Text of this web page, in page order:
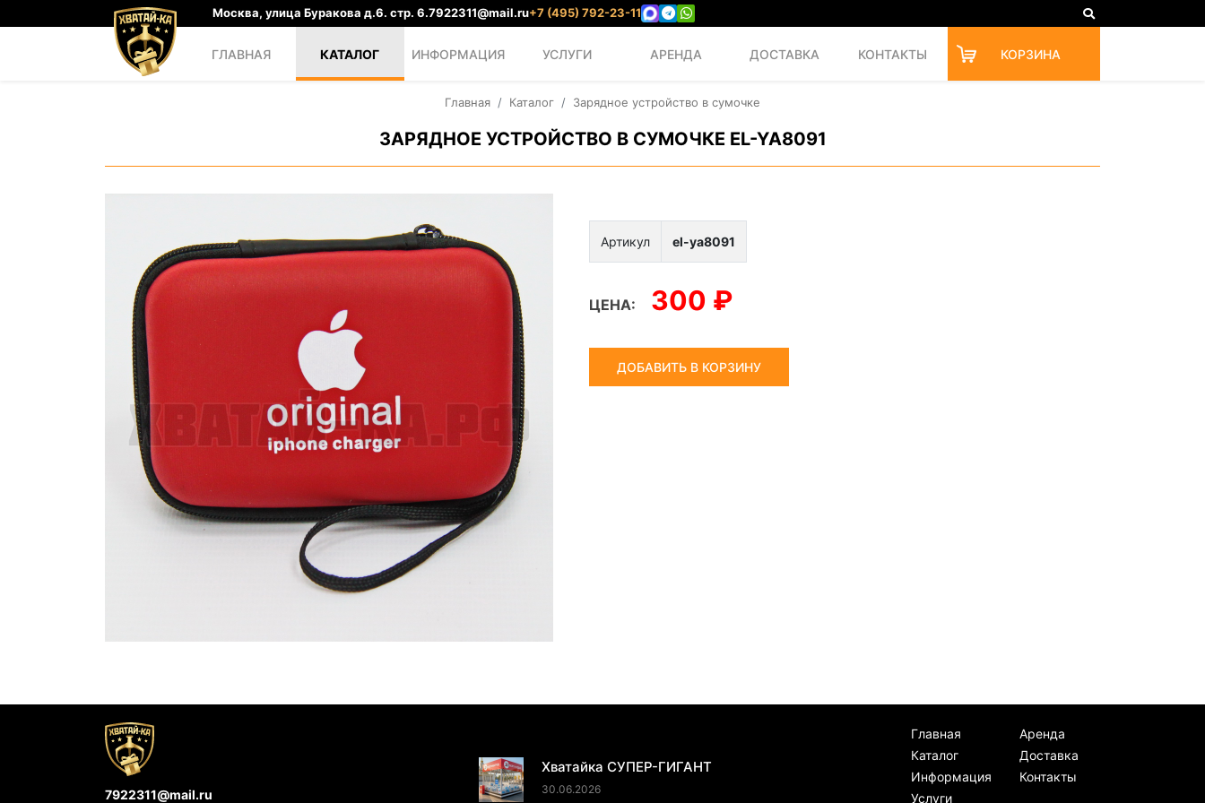
Москва, улица Буракова д.6. стр. 6.7922311@mail.ru+7 (495) 792-23-11
ГЛАВНАЯ КАТАЛОГ ИНФОРМАЦИЯ УСЛУГИ АРЕНДА ДОСТАВКА КОНТАКТЫ КОРЗИНА
Главная Каталог Зарядное устройство в сумочке
ЗАРЯДНОЕ УСТРОЙСТВО В СУМОЧКЕ EL-YA8091
Артикул el-ya8091
ЦЕНА: 300 ₽
ДОБАВИТЬ В КОРЗИНУ
7922311@mail.ru
Хватайка СУПЕР-ГИГАНТ
30.06.2026
Главная
Каталог
Информация
Услуги
Аренда
Доставка
Контакты